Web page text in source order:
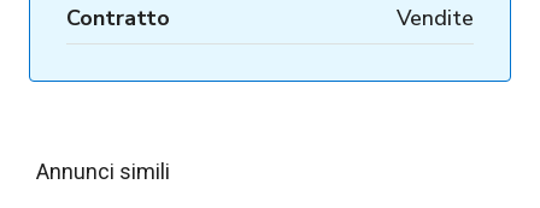
Contratto
Vendite
Annunci simili